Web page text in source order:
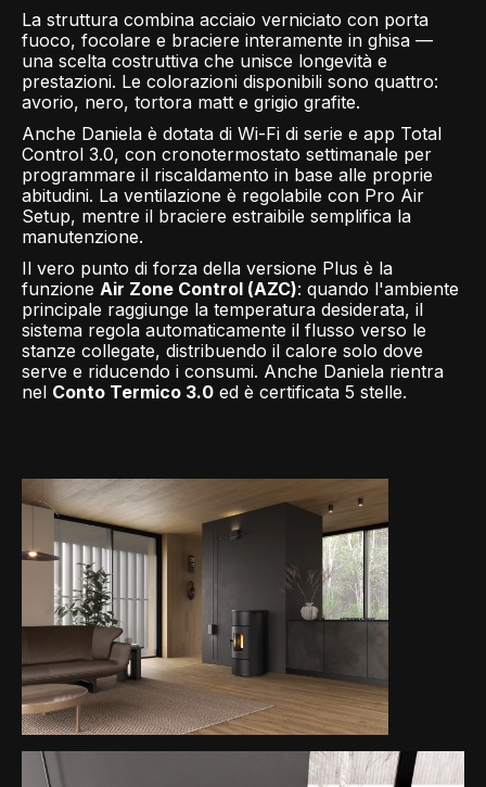
La struttura combina acciaio verniciato con porta
fuoco, focolare e braciere interamente in ghisa —
una scelta costruttiva che unisce longevità e
prestazioni. Le colorazioni disponibili sono quattro:
avorio, nero, tortora matt e grigio grafite.
Anche Daniela è dotata di Wi-Fi di serie e app Total
Control 3.0, con cronotermostato settimanale per
programmare il riscaldamento in base alle proprie
abitudini. La ventilazione è regolabile con Pro Air
Setup, mentre il braciere estraibile semplifica la
manutenzione.
Il vero punto di forza della versione Plus è la
funzione Air Zone Control (AZC): quando l'ambiente
principale raggiunge la temperatura desiderata, il
sistema regola automaticamente il flusso verso le
stanze collegate, distribuendo il calore solo dove
serve e riducendo i consumi. Anche Daniela rientra
nel Conto Termico 3.0 ed è certificata 5 stelle.